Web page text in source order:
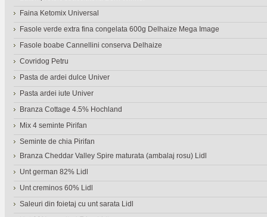
Faina Ketomix Universal
Fasole verde extra fina congelata 600g Delhaize Mega Image
Fasole boabe Cannellini conserva Delhaize
Covridog Petru
Pasta de ardei dulce Univer
Pasta ardei iute Univer
Branza Cottage 4.5% Hochland
Mix 4 seminte Pirifan
Seminte de chia Pirifan
Branza Cheddar Valley Spire maturata (ambalaj rosu) Lidl
Unt german 82% Lidl
Unt creminos 60% Lidl
Saleuri din foietaj cu unt sarata Lidl